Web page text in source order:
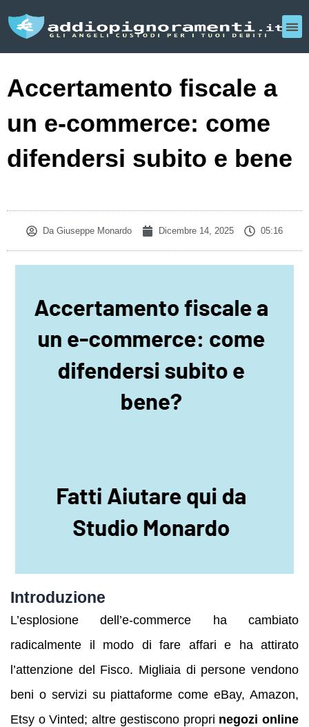
Accertamento fiscale a
un e‑commerce: come
difendersi subito e bene
DaGiuseppe Monardo Dicembre 14, 2025 05:16
Introduzione
L’esplosione dell’e‑commerce ha cambiato
radicalmente il modo di fare affari e ha attirato
l’attenzione del Fisco. Migliaia di persone vendono
beni o servizi su piattaforme come eBay, Amazon,
Etsy o Vinted; altre gestiscono propri negozi online